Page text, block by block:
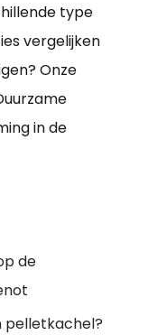
type
vergelijken
Onze
in de
de
pelletkachel?